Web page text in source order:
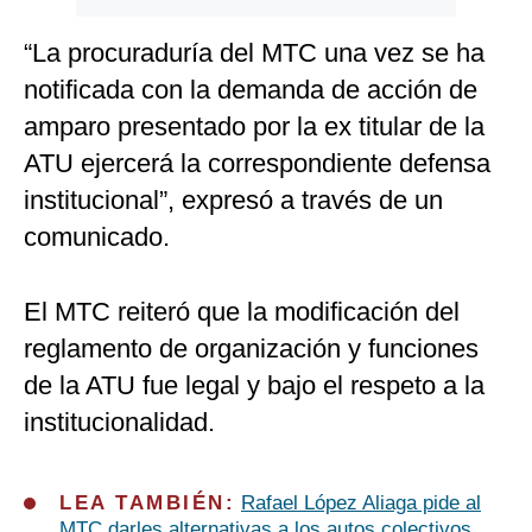
“La procuraduría del MTC una vez se ha
notificada con la demanda de acción de
amparo presentado por la ex titular de la
ATU ejercerá la correspondiente defensa
institucional”, expresó a través de un
comunicado.
El MTC reiteró que la modificación del
reglamento de organización y funciones
de la ATU fue legal y bajo el respeto a la
institucionalidad.
LEA TAMBIÉN:
Rafael López Aliaga pide al